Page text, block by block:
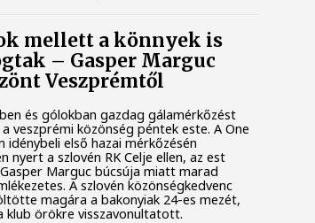
mellett a könnyek is
– Gasper Marguc
Veszprémtől
és gólokban gazdag gálamérkőzést
veszprémi közönség péntek este. A One
idénybeli első hazai mérkőzésén
nyert a szlovén RK Celje ellen, az est
Marguc búcsúja miatt marad
A szlovén közönségkedvenc
magára a bakonyiak 24-es mezét,
klub örökre visszavonultatott.